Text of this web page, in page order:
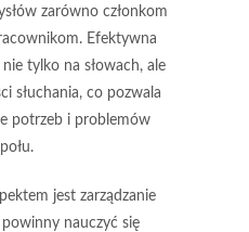
zarówno członkom
Efektywna
tylko na słowach, ale
słuchania, co pozwala
potrzeb i problemów
jest zarządzanie
nauczyć się